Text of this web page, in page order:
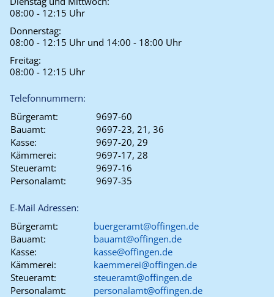
08:00 - 12:15 Uhr
Donnerstag:
08:00 - 12:15 Uhr und 14:00 - 18:00 Uhr
Freitag:
08:00 - 12:15 Uhr
Telefonnummern:
Bürgeramt:
9697-60
Bauamt:
9697-23, 21, 36
Kasse:
9697-20, 29
Kämmerei:
9697-17, 28
Steueramt:
9697-16
Personalamt:
9697-35
E-Mail Adressen:
Bürgeramt:
buergeramt@offingen.de
Bauamt:
bauamt@offingen.de
Kasse:
kasse@offingen.de
Kämmerei:
kaemmerei@offingen.de
Steueramt:
steueramt@offingen.de
Personalamt:
personalamt@offingen.de